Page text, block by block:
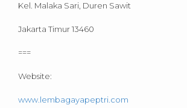
Kel. Malaka Sari, Duren Sawit
Jakarta Timur 13460
===
Website:
www.lembagayapeptri.com